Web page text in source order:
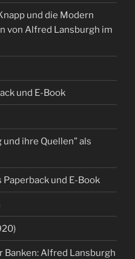
und die Modern
von Alfred Lansburgh im
und E-Book
ihre Quellen” als
Paperback und E-Book
Banken: Alfred Lansburgh